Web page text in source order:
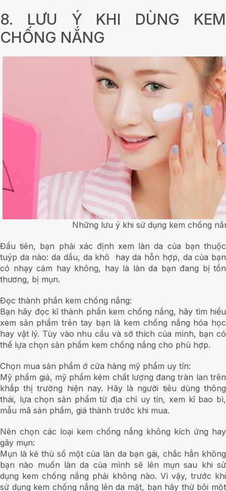
8. LƯU Ý KHI DÙNG KEM
CHỐNG NẮNG
Những lưu ý khi sử dụng kem chống
Đầu tiên, bạn phải xác định xem làn da của bạn thuộc
tuýp da nào: da dầu, da khô hay da hỗn hợp, da của bạn
có nhạy cảm hay không, hay là làn da bạn đang bị tổn
thương, bị mụn.
Đọc thành phần kem chống nắng:
Bạn hãy đọc kĩ thành phần kem chống nắng, hãy tìm hiểu
xem sản phẩm trên tay bạn là kem chống nắng hóa học
hay vật lý. Tùy vào nhu cầu và sở thích của mình, bạn có
thể lựa chọn sản phẩm kem chống nắng cho phù hợp.
Chọn mua sản phẩm ở cửa hàng mỹ phẩm uy tín:
Mỹ phẩm giả, mỹ phẩm kém chất lượng đang tràn lan trên
khắp thị trường hiện nay. Hãy là người tiêu dùng thông
thái, lựa chọn sản phẩm từ địa chỉ uy tín, xem kĩ bao bì,
mẫu mã sản phẩm, giá thành trước khi mua.
Nên chọn các loại kem chống nắng không kích ứng hay
gây mụn:
Mụn là kẻ thù số một của làn da bạn gái, chắc hẳn không
bạn nào muốn làn da của mình sẽ lên mụn sau khi sử
dụng kem chống nắng phải không nào. Vì vậy, trước khi
sử dụng kem chống nắng lên da mặt, bạn hãy thử bôi một